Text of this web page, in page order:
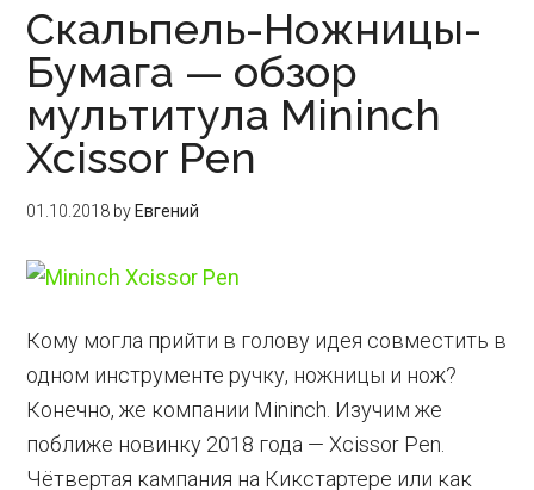
Скальпель-Ножницы-
Бумага — обзор
мультитула Mininch
Xcissor Pen
01.10.2018 by Евгений
Кому могла прийти в голову идея совместить в
одном инструменте ручку, ножницы и нож?
Конечно, же компании Mininch. Изучим же
поближе новинку 2018 года — Xcissor Pen.
Чётвертая кампания на Кикстартере или как